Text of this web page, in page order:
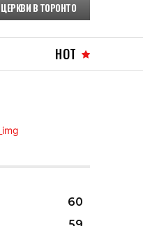
ЦЕРКВИ В ТОРОНТО
HOT
60